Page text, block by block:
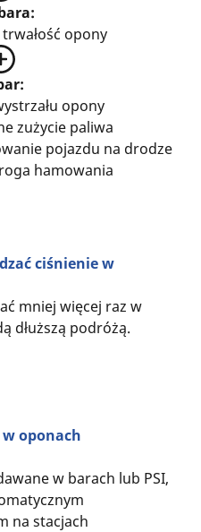
trwałość opony
opony
zużycie paliwa
pojazdu na drodze
hamowania
ciśnienie w
mniej więcej raz w
dłuższą podróżą.
oponach
w barach lub PSI,
na stacjach